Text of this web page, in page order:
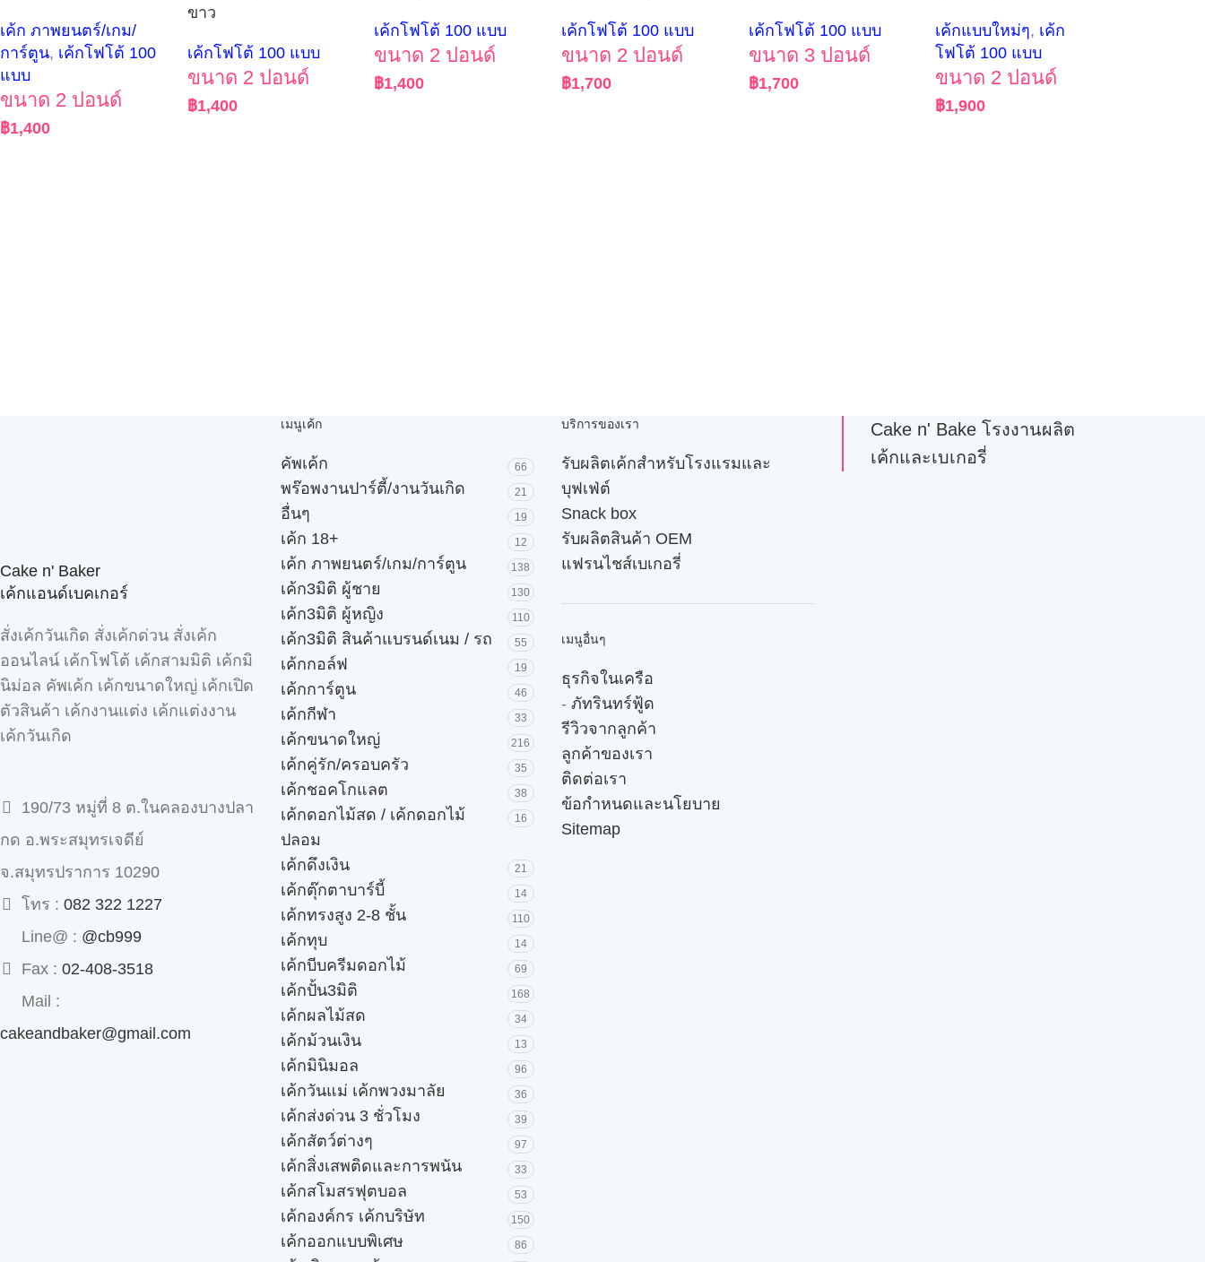
เค้ก ภาพยนตร์/เกม/
การ์ตูน, เค้กโฟโต้ 100
แบบ
ขนาด 2 ปอนด์
฿1,400
ขาว
เค้กโฟโต้ 100 แบบ
ขนาด 2 ปอนด์
฿1,400
เค้กโฟโต้ 100 แบบ
ขนาด 2 ปอนด์
฿1,400
เค้กโฟโต้ 100 แบบ
ขนาด 2 ปอนด์
฿1,700
เค้กโฟโต้ 100 แบบ
ขนาด 3 ปอนด์
฿1,700
เค้กแบบใหม่ๆ, เค้ก
โฟโต้ 100 แบบ
ขนาด 2 ปอนด์
฿1,900
Cake n' Baker
เค้กแอนด์เบคเกอร์
สั่งเค้กวันเกิด สั่งเค้กด่วน สั่งเค้ก
ออนไลน์ เค้กโฟโต้ เค้กสามมิติ เค้กมิ
นิม่อล คัพเค้ก เค้กขนาดใหญ่ เค้กเปิด
ตัวสินค้า เค้กงานแต่ง เค้กแต่งงาน
เค้กวันเกิด
190/73 หมู่ที่ 8 ต.ในคลองบางปลา
กด อ.พระสมุทรเจดีย์
จ.สมุทรปราการ 10290
โทร : 082 322 1227
Line@ : @cb999
Fax : 02-408-3518
Mail :
cakeandbaker@gmail.com
เมนูเค้ก
คัพเค้ก 66
พร๊อพงานปาร์ตี้/งานวันเกิด 21
อื่นๆ 19
เค้ก 18+ 12
เค้ก ภาพยนตร์/เกม/การ์ตูน 138
เค้ก3มิติ ผู้ชาย 130
เค้ก3มิติ ผู้หญิง 110
เค้ก3มิติ สินค้าแบรนด์เนม / รถ 55
เค้กกอล์ฟ 19
เค้กการ์ตูน 46
เค้กกีฬา 33
เค้กขนาดใหญ่ 216
เค้กคู่รัก/ครอบครัว 35
เค้กชอคโกแลต 38
เค้กดอกไม้สด / เค้กดอกไม้
ปลอม
16
เค้กดึงเงิน 21
เค้กตุ๊กตาบาร์บี้ 14
เค้กทรงสูง 2-8 ชั้น 110
เค้กทุบ 14
เค้กบีบครีมดอกไม้ 69
เค้กปั้น3มิติ 168
เค้กผลไม้สด 34
เค้กม้วนเงิน 13
เค้กมินิมอล 96
เค้กวันแม่ เค้กพวงมาลัย 36
เค้กส่งด่วน 3 ชั่วโมง 39
เค้กสัตว์ต่างๆ 97
เค้กสิ่งเสพติดและการพนัน 33
เค้กสโมสรฟุตบอล 53
เค้กองค์กร เค้กบริษัท 150
เค้กออกแบบพิเศษ 86
บริการของเรา
รับผลิตเค้กสำหรับโรงแรมและ
บุฟเฟ่ต์
Snack box
รับผลิตสินค้า OEM
แฟรนไชส์เบเกอรี่
เมนูอื่นๆ
ธุรกิจในเครือ
- ภัทรินทร์ฟู้ด
รีวิวจากลูกค้า
ลูกค้าของเรา
ติดต่อเรา
ข้อกำหนดและนโยบาย
Sitemap
Cake n' Bake โรงงานผลิต
เค้กและเบเกอรี่